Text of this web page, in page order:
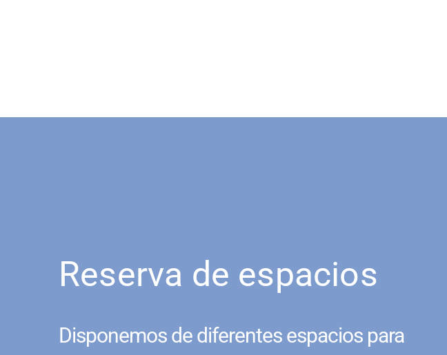
Reserva de espacios
Disponemos de diferentes espacios para